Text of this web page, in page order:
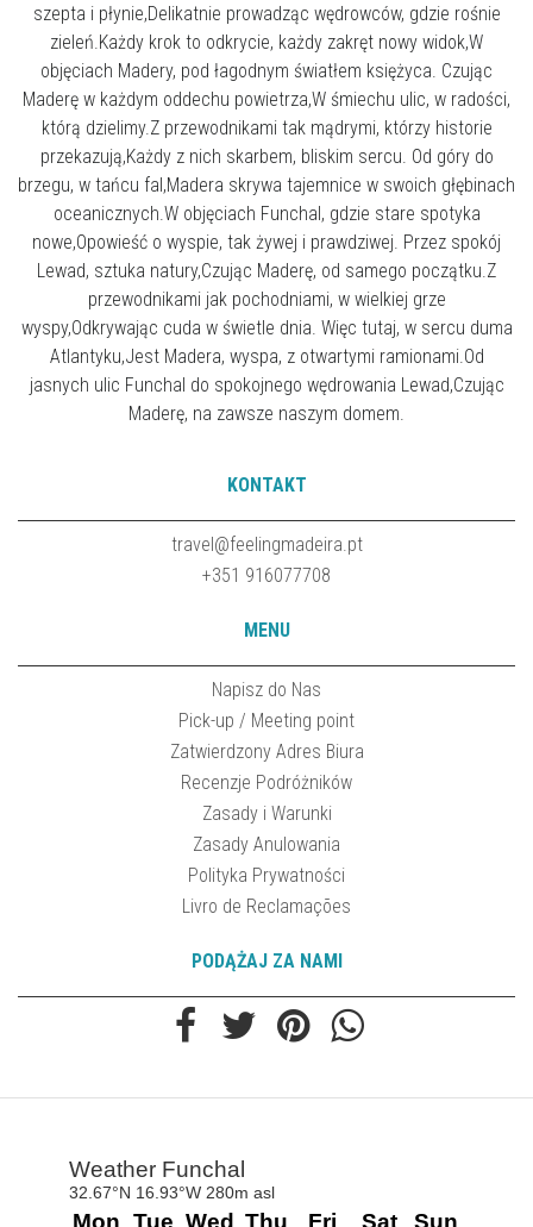
szepta i płynie,Delikatnie prowadząc wędrowców, gdzie rośnie
zieleń.Każdy krok to odkrycie, każdy zakręt nowy widok,W
objęciach Madery, pod łagodnym światłem księżyca. Czując
Maderę w każdym oddechu powietrza,W śmiechu ulic, w radości,
którą dzielimy.Z przewodnikami tak mądrymi, którzy historie
przekazują,Każdy z nich skarbem, bliskim sercu. Od góry do
brzegu, w tańcu fal,Madera skrywa tajemnice w swoich głębinach
oceanicznych.W objęciach Funchal, gdzie stare spotyka
nowe,Opowieść o wyspie, tak żywej i prawdziwej. Przez spokój
Lewad, sztuka natury,Czując Maderę, od samego początku.Z
przewodnikami jak pochodniami, w wielkiej grze
wyspy,Odkrywając cuda w świetle dnia. Więc tutaj, w sercu duma
Atlantyku,Jest Madera, wyspa, z otwartymi ramionami.Od
jasnych ulic Funchal do spokojnego wędrowania Lewad,Czując
Maderę, na zawsze naszym domem.
KONTAKT
travel@feelingmadeira.pt
+351 916077708
MENU
Napisz do Nas
Pick-up / Meeting point
Zatwierdzony Adres Biura
Recenzje Podróżników
Zasady i Warunki
Zasady Anulowania
Polityka Prywatności
Livro de Reclamações
PODĄŻAJ ZA NAMI